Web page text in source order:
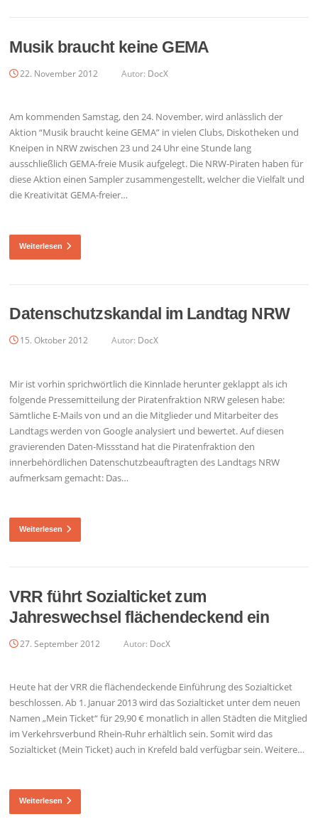
Musik braucht keine GEMA
22. November 2012 Autor: DocX
Am kommenden Samstag, den 24. November, wird anlässlich der
Aktion “Musik braucht keine GEMA” in vielen Clubs, Diskotheken und
Kneipen in NRW zwischen 23 und 24 Uhr eine Stunde lang
ausschließlich GEMA-freie Musik aufgelegt. Die NRW-Piraten haben für
diese Aktion einen Sampler zusammengestellt, welcher die Vielfalt und
die Kreativität GEMA-freier…
Weiterlesen
Datenschutzskandal im Landtag NRW
15. Oktober 2012 Autor: DocX
Mir ist vorhin sprichwörtlich die Kinnlade herunter geklappt als ich
folgende Pressemitteilung der Piratenfraktion NRW gelesen habe:
Sämtliche E-Mails von und an die Mitglieder und Mitarbeiter des
Landtags werden von Google analysiert und bewertet. Auf diesen
gravierenden Daten-Missstand hat die Piratenfraktion den
innerbehördlichen Datenschutzbeauftragten des Landtags NRW
aufmerksam gemacht: Das…
Weiterlesen
VRR führt Sozialticket zum
Jahreswechsel flächendeckend ein
27. September 2012 Autor: DocX
Heute hat der VRR die flächendeckende Einführung des Sozialticket
beschlossen. Ab 1. Januar 2013 wird das Sozialticket unter dem neuen
Namen „Mein Ticket“ für 29,90 € monatlich in allen Städten die Mitglied
im Verkehrsverbund Rhein-Ruhr erhältlich sein. Somit wird das
Sozialticket (Mein Ticket) auch in Krefeld bald verfügbar sein. Weitere…
Weiterlesen